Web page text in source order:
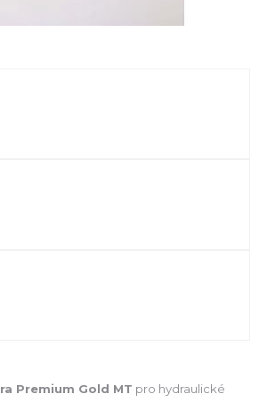
Premium Gold MT pro hydraulické